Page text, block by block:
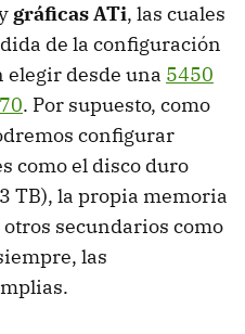
gráficas ATi, las cuales
de la configuración
desde una 5450
. Por supuesto, como
configurar
como el disco duro
TB), la propia memoria
secundarios como
las